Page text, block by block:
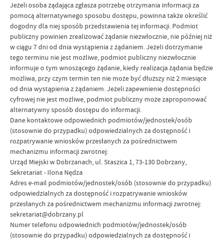
Jeżeli osoba żądająca zgłasza potrzebę otrzymania informacji za
pomocą alternatywnego sposobu dostępu, powinna także określić
dogodny dla niej sposób przedstawienia tej informacji. Podmiot
publiczny powinien zrealizować żądanie niezwłocznie, nie później niż
w ciągu 7 dni od dnia wystąpienia z żądaniem. Jeżeli dotrzymanie
tego terminu nie jest możliwe, podmiot publiczny niezwłocznie
informuje o tym wnoszącego żądanie, kiedy realizacja żądania będzie
możliwa, przy czym termin ten nie może być dłuższy niż 2 miesiące
od dnia wystąpienia z żądaniem. Jeżeli zapewnienie dostępności
cyfrowej nie jest możliwe, podmiot publiczny może zaproponować
alternatywny sposób dostępu do informacji.
Dane kontaktowe odpowiednich podmiotów/jednostek/osób
(stosownie do przypadku) odpowiedzialnych za dostępność i
rozpatrywanie wniosków przesłanych za pośrednictwem
mechanizmu informacji zwrotnej:
Urząd Miejski w Dobrzanach, ul. Staszica 1, 73-130 Dobrzany,
Sekretariat - Ilona Nędza
Adres e-mail podmiotów/jednostek/osób (stosownie do przypadku)
odpowiedzialnych za dostępność i rozpatrywanie wniosków
przesłanych za pośrednictwem mechanizmu informacji zwrotnej:
sekretariat@dobrzany.pl
Numer telefonu odpowiednich podmiotów/jednostek/osób
(stosownie do przypadku) odpowiedzialnych za dostępność i